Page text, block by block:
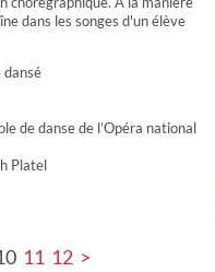
dans les songes d'un élève
dansé
de danse de l’Opéra national
Platel
11 12 >